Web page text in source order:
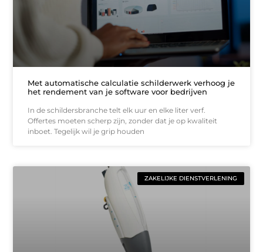
Met automatische calculatie schilderwerk verhoog je
het rendement van je software voor bedrijven
In de schildersbranche telt elk uur en elke liter verf.
Offertes moeten scherp zijn, zonder dat je op kwaliteit
inboet. Tegelijk wil je grip houden
ZAKELIJKE DIENSTVERLENING